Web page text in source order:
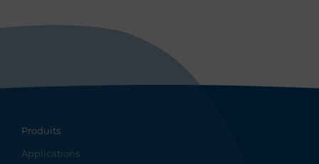
Produits
Applications